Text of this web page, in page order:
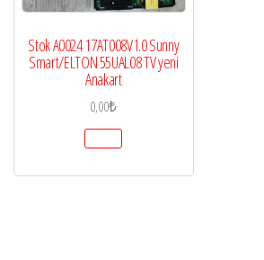
Stok A0024 17AT008V1.0 Sunny
Smart/ELTON 55UAL08 TV yeni
Anakart
0,00₺